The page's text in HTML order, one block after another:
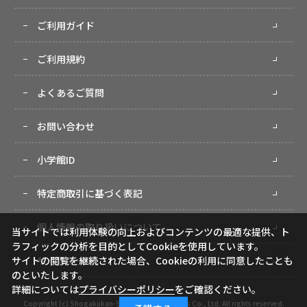
ご利用ガイド
ご利用規約
よくあるご質問
お問い合わせ
小学館ID
特定商取引に基づく表記
個人情報の取り扱いについて
サイトマップ
Copyright (c) Shogakukan-Shueisha Productions Co., Ltd. All rights reserved.
当サイトでは利用体験の向上およびコンテンツの最適な提供、ト
ラフィックの分析を目的としてCookieを使用しています。
サイトの閲覧を継続された場合、Cookieの利用に同意したことも
のといたします。
詳細についてはプライバシーポリシーをご確認ください。